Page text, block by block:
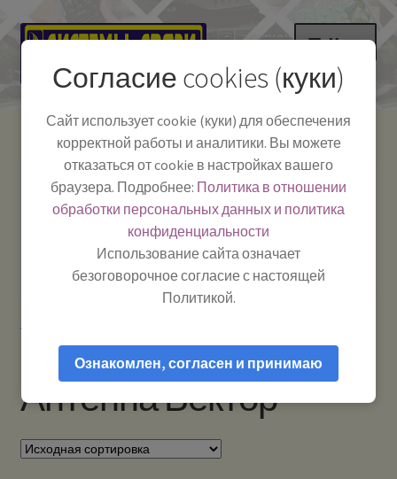
Перейти
навигации
Перейти
содержимому
Меню
Как пользоваться
Полезная информация
Мой аккаунт
Системы Связи:
г. Красноярск, ул.
Работаем:Пн-Пт:
10:00–18:00
-
Телефон:+7-
391-249-1040
Тел.|WA|Telegram:
+79029904090
Антенна Вектор
Согласие cookies (куки)
Сайт использует cookie (куки) для обеспечения
корректной работы и аналитики. Вы можете
отказаться от cookie в настройках вашего
браузера. Подробнее: Политика в отношении
обработки персональных данных и политика
конфиденциальности
Использование сайта означает
безоговорочное согласие с настоящей
Политикой.
Ознакомлен, согласен и принимаю